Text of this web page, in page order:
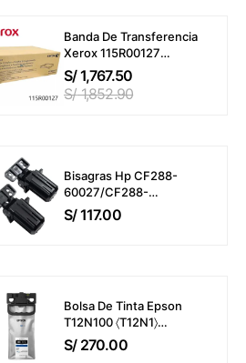
Banda De Transferencia
Xerox 115R00127
VersaLink C7000 /
C7020 / C7025 / C7030
Transfer Belt 200,000
S/1,767.50
S/1,852.90
Bisagras Hp CF288-
60027/CF288-
60030/A8P79 Laserjet
Pro MFP M400 / M401 /
S/117.00
Bolsa De Tinta Epson
T12N100 〈T12N1〉
WorkForce Pro EM-
C800 / EP-C800 Color
S/270.00